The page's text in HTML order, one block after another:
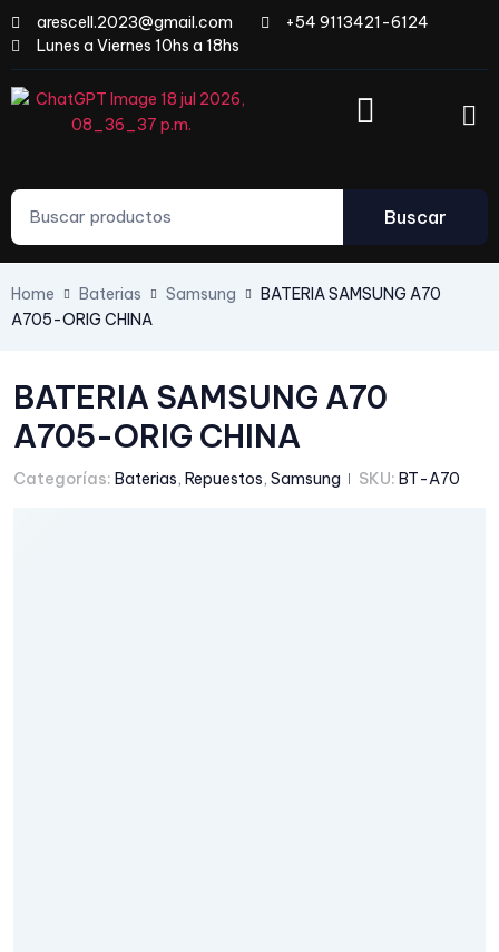
arescell.2023@gmail.com
+54 9113421-6124
Lunes a Viernes 10hs a 18hs
Buscar
Home Baterias Samsung
BATERIA SAMSUNG A70
A705-ORIG CHINA
BATERIA SAMSUNG A70
A705-ORIG CHINA
Categorías: Baterias, Repuestos, Samsung SKU: BT-A70